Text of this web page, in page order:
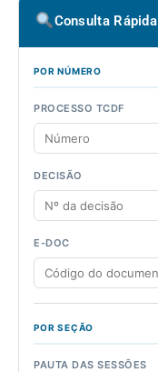
Consulta Rápida
POR NÚMERO
PROCESSO TCDF
DECISÃO
E-DOC
POR SEÇÃO
PAUTA DAS SESSÕES